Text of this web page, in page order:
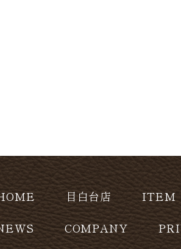
目白台店 ITEM
COMPANY